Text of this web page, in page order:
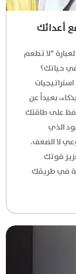
أعدائك
"لا تطعم
حياتك؟
بعيداً عن
على طاقتك
الذي
لا الضعف.
قوتك
في طريقك